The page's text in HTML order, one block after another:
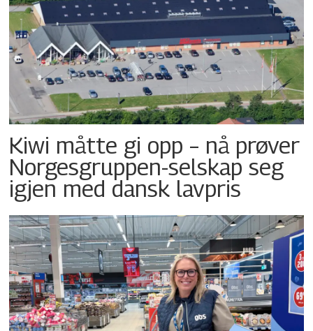
Kiwi måtte gi opp – nå prøver
Norgesgruppen-selskap seg
igjen med dansk lavpris